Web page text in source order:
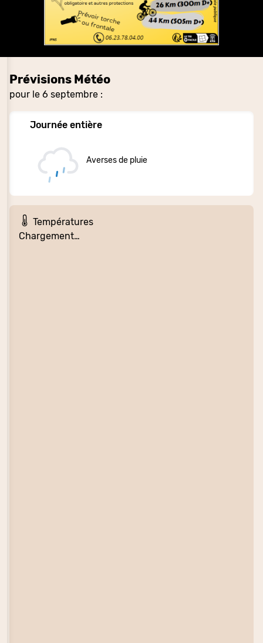
Prévisions Météo
pour le 6 septembre :
Journée entière
Averses de pluie
Températures
Chargement…